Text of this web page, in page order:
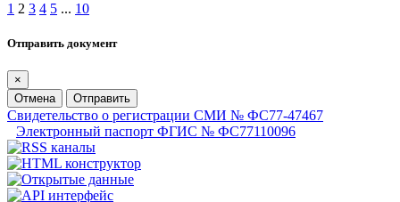
1 2 3 4 5 ... 10
Отправить документ
×
Отмена
Отправить
Свидетельство о регистрации СМИ № ФС77-47467
Электронный паспорт ФГИС № ФС77110096